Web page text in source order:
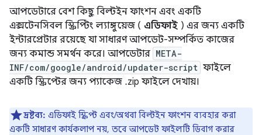
আপডেটারে বেশ কিছু বিল্টইন ফাংশন এবং একটি
এক্সটেনসিবল স্ক্রিপ্টিং ল্যাঙ্গুয়েজ ( এডিফাই ) এর জন্য একটি
ইন্টারপ্রেটার রয়েছে যা সাধারণ আপডেট-সম্পর্কিত কাজের
জন্য কমান্ড সমর্থন করে। আপডেটার META-
INF/com/google/android/updater-script ফাইলে
একটি স্ক্রিপ্টের জন্য প্যাকেজ .zip ফাইলে দেখায়।
দ্রষ্টব্য: এডিফাই স্ক্রিপ্ট এবং/অথবা বিল্টইন ফাংশন ব্যবহার করা
একটি সাধারণ কার্যকলাপ নয়, তবে আপডেট ফাইলটি ডিবাগ করার